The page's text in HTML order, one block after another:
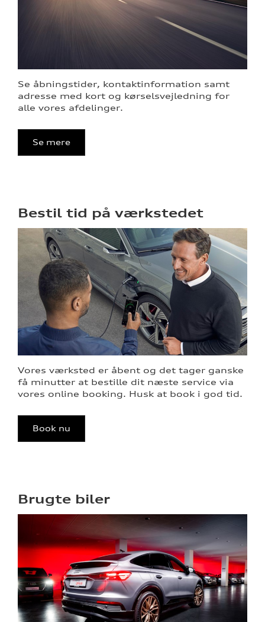
Se åbningstider, kontaktinformation samt
adresse med kort og kørselsvejledning for
alle vores afdelinger.
Se mere
Bestil tid på værkstedet
Vores værksted er åbent og det tager ganske
få minutter at bestille dit næste service via
vores online booking. Husk at book i god tid.
Book nu
Brugte biler